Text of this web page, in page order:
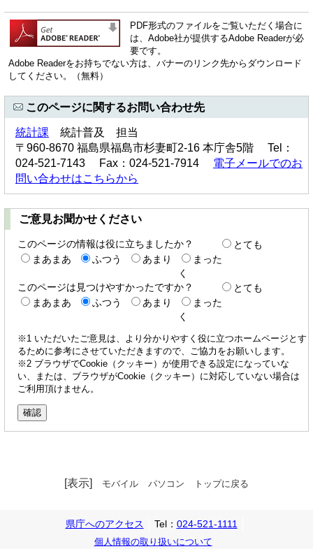
PDF形式のファイルをご覧いただく場合に
は、Adobe社が提供するAdobe Readerが必
要です。
Adobe Readerをお持ちでない方は、バナーのリンク先からダウンロード
してください。（無料）
このページに関するお問い合わせ先
統計課 統計普及 担当
〒960-8670 福島県福島市杉妻町2-16 本庁舎5階 Tel：
024-521-7143 Fax：024-521-7914 電子メールでのお
問い合わせはこちらから
ご意見お聞かせください
このページの情報は役に立ちましたか？
とても
まあまあ
ふつう あまり
まった
く
このページは見つけやすかったですか？
とても
まあまあ
ふつう あまり
まった
く
※1 いただいたご意見は、より分かりやすく役に立つホームページとす
るために参考にさせていただきますので、ご協力をお願いします。
※2 ブラウザでCookie（クッキー）が使用できる設定になっていな
い、または、ブラウザがCookie（クッキー）に対応していない場合は
ご利用頂けません。
[表示] モバイル パソコン トップに戻る
県庁へのアクセス Tel： 024-521-1111
個人情報の取り扱いについて